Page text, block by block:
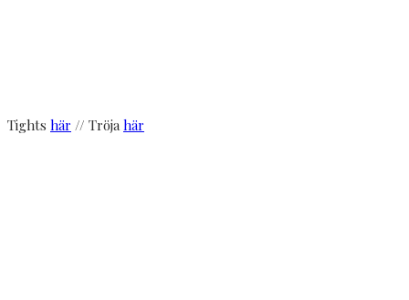
Tights här // Tröjahär